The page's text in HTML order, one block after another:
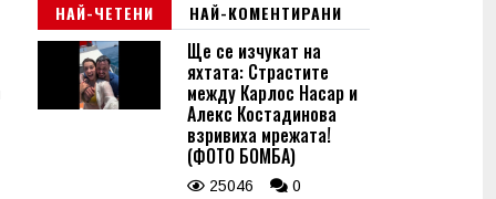
НАЙ-ЧЕТЕНИ НАЙ-КОМЕНТИРАНИ
Ще се изчукат на
яхтата: Страстите
между Карлос Насар и
Алекс Костадинова
взривиха мрежата!
(ФОТО БОМБА)
25046 0